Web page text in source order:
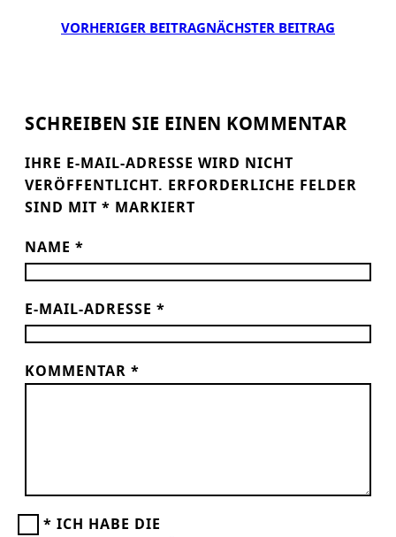
VORHERIGER BEITRAG NÄCHSTER BEITRAG
SCHREIBEN SIE EINEN KOMMENTAR
IHRE E-MAIL-ADRESSE WIRD NICHT
VERÖFFENTLICHT.
ERFORDERLICHE FELDER
SIND MIT * MARKIERT
NAME *
E-MAIL-ADRESSE *
KOMMENTAR *
* ICH HABE DIE